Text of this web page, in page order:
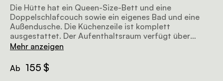
Die Hütte hat ein Queen-Size-Bett und eine
Doppelschlafcouch sowie ein eigenes Bad und eine
Außendusche. Die Küchenzeile ist komplett
ausgestattet. Der Aufenthaltsraum verfügt über
bequeme Sitzgelegenheiten, einen Fernseher und Wi-
Mehr anzeigen
Ab 155 $